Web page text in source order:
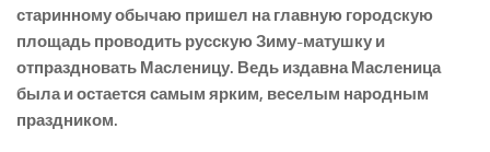
старинному обычаю пришел на главную городскую
площадь проводить русскую Зиму-матушку и
отпраздновать Масленицу. Ведь издавна Масленица
была и остается самым ярким, веселым народным
праздником.